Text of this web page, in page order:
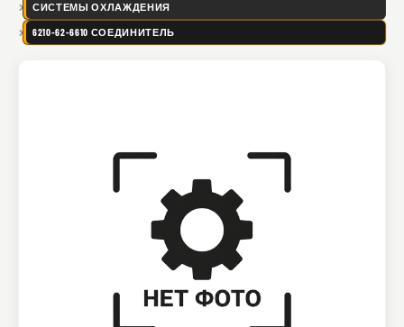
СИСТЕМЫ ОХЛАЖДЕНИЯ
6210-62-6610 СОЕДИНИТЕЛЬ